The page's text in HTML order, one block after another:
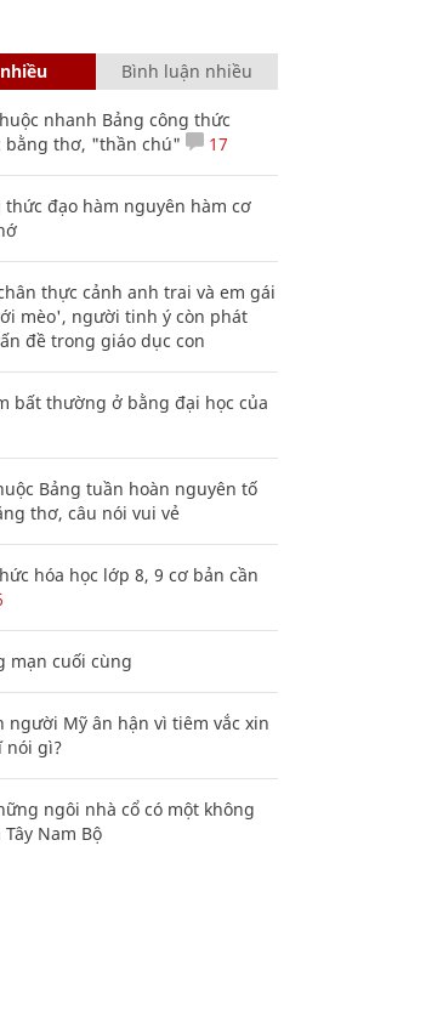
Bình luận nhiều
nhanh Bảng công thức
bằng thơ, "thần chú"
17
thức đạo hàm nguyên hàm cơ
thực cảnh anh trai và em gái
mèo', người tinh ý còn phát
đề trong giáo dục con
bất thường ở bằng đại học của
Bảng tuần hoàn nguyên tố
thơ, câu nói vui vẻ
hóa học lớp 8, 9 cơ bản cần
mạn cuối cùng
người Mỹ ân hận vì tiêm vắc xin
nói gì?
ngôi nhà cổ có một không
Nam Bộ